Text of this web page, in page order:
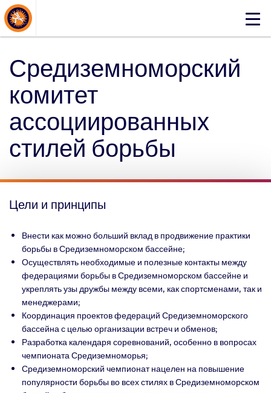
Click
About Events
Средиземноморский
комитет
ассоциированных
стилей борьбы
Цели и принципы
Внести как можно больший вклад в продвижение практики
борьбы в Средиземноморском бассейне;
Осуществлять необходимые и полезные контакты между
федерациями борьбы в Средиземноморском бассейне и
укреплять узы дружбы между всеми, как спортсменами, так и
менеджерами;
Координация проектов федераций Средиземноморского
бассейна с целью организации встреч и обменов;
Разработка календаря соревнований, особенно в вопросах
чемпионата Средиземноморья;
Средиземноморский чемпионат нацелен на повышение
популярности борьбы во всех стилях в Средиземноморском